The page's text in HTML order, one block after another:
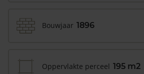
Bouwjaar 1896
Oppervlakte perceel 195 m2